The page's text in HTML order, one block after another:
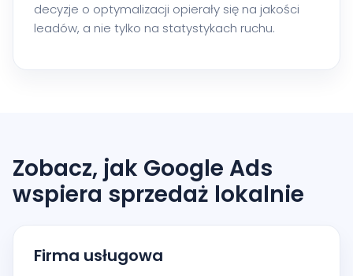
decyzje o optymalizacji opierały się na jakości
leadów, a nie tylko na statystykach ruchu.
Zobacz, jak Google Ads
wspiera sprzedaż lokalnie
Firma usługowa